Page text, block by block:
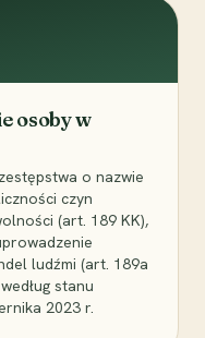
osoby w
o nazwie
czyn
(art. 189 KK),
ludźmi (art. 189a
stanu
2023 r.